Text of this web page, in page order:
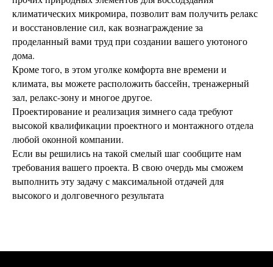
климатических микромира, позволит вам получить релакс
и восстановление сил, как вознаграждение за
проделанный вами труд при создании вашего уютоного
дома.
Кроме того, в этом уголке комфорта вне времени и
климата, вы можете расположить бассейн, тренажерный
зал, релакс-зону и многое другое.
Проектирование и реализация зимнего сада требуют
высокой квалификации проектного и монтажного отдела
любой оконной компании.
Если вы решились на такой смелый шаг сообщите нам
требования вашего проекта. В свою очердь мы сможем
выполнить эту задачу с максимальной отдачей для
высокого и долговечного результата